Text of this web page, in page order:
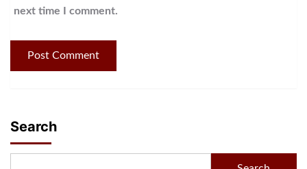
next time I comment.
Search